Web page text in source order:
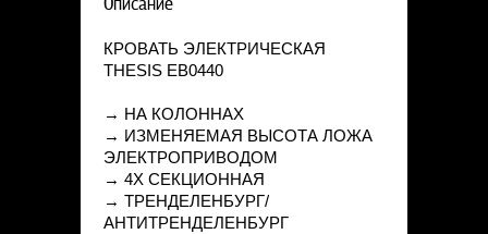
Описание
КРОВАТЬ ЭЛЕКТРИЧЕСКАЯ
THESIS EB0440
→ НА КОЛОННАХ
→ ИЗМЕНЯЕМАЯ ВЫСОТА ЛОЖА
ЭЛЕКТРОПРИВОДОМ
→ 4Х СЕКЦИОННАЯ
→ ТРЕНДЕЛЕНБУРГ/
АНТИТРЕНДЕЛЕНБУРГ